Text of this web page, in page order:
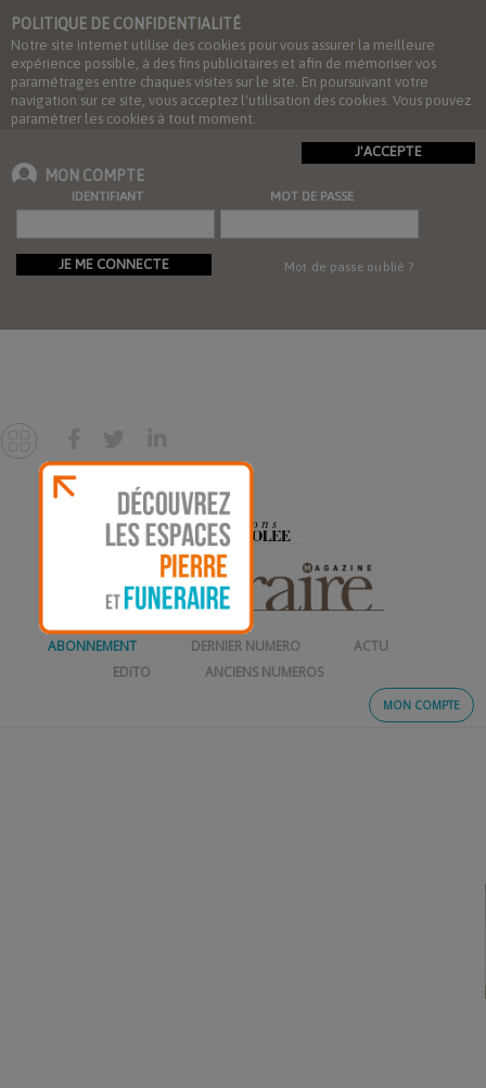
POLITIQUE DE CONFIDENTIALITÉ
Notre site internet utilise des cookies pour vous assurer la meilleure
expérience possible, à des fins publicitaires et afin de mémoriser vos
paramétrages entre chaques visites sur le site. En poursuivant votre
navigation sur ce site, vous acceptez l'utilisation des cookies. Vous pouvez
paramétrer les cookies à tout moment.
J'ACCEPTE
MON COMPTE
IDENTIFIANT MOT DE PASSE
JE ME CONNECTE Mot de passe oublié ?
MON COMPTE
ABONNEMENT DERNIER NUMERO
ACTU
EDITO
ANCIENS NUMEROS